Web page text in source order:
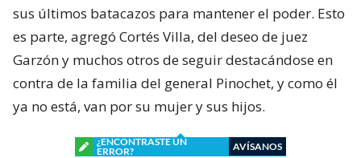
sus últimos batacazos para mantener el poder. Esto
es parte, agregó Cortés Villa, del deseo de juez
Garzón y muchos otros de seguir destacándose en
contra de la familia del general Pinochet, y como él
ya no está, van por su mujer y sus hijos.
¿ENCONTRASTE UN
ERROR?
AVÍSANOS